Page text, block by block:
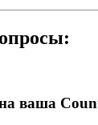
ваша